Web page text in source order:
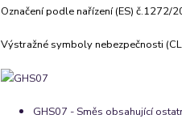
Označení podle nařízení (ES) č.1272/
Výstražné symboly nebezpečnosti
GHS07 - Směs obsahující